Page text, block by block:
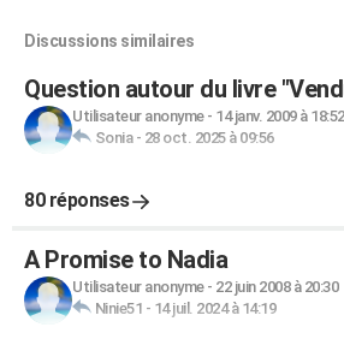
Discussions similaires
Question autour du livre
Utilisateur anonyme- 14 janv. 2009 à 18:52
Sonia- 28 oct. 2025 à 09:56
80 réponses
A Promise to Nadia
Utilisateur anonyme- 22 juin 2008 à 20:30
Ninie51 - 14 juil. 2024 à 14:19